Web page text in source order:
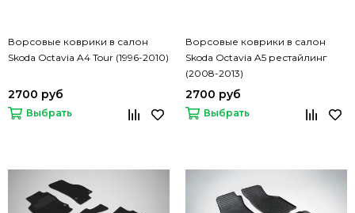
Ворсовые коврики в салон
Skoda Octavia A4 Tour (1996-2010)
2700 руб
Выбрать
Ворсовые коврики в салон
Skoda Octavia A5 рестайлинг
(2008-2013)
2700 руб
Выбрать